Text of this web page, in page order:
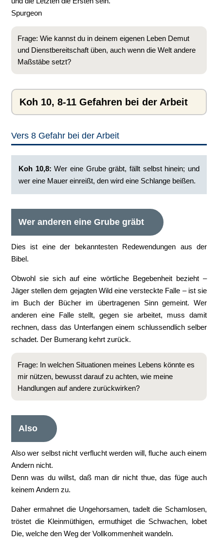
Spurgeon
Frage: Wie kannst du in deinem eigenen Leben Demut
und Dienstbereitschaft üben, auch wenn die Welt andere
Maßstäbe setzt?
Koh 10, 8-11 Gefahren bei der Arbeit
Vers 8 Gefahr bei der Arbeit
Koh 10,8: Wer eine Grube gräbt, fällt selbst hinein; und
wer eine Mauer einreißt, den wird eine Schlange beißen.
Wer anderen eine Grube gräbt
Dies ist eine der bekanntesten Redewendungen aus der
Bibel.
Obwohl sie sich auf eine wörtliche Begebenheit bezieht –
Jäger stellen dem gejagten Wild eine versteckte Falle – ist sie
im Buch der Bücher im übertragenen Sinn gemeint. Wer
anderen eine Falle stellt, gegen sie arbeitet, muss damit
rechnen, dass das Unterfangen einem schlussendlich selber
schadet. Der Bumerang kehrt zurück.
Frage: In welchen Situationen meines Lebens könnte es
mir nützen, bewusst darauf zu achten, wie meine
Handlungen auf andere zurückwirken?
Also
Also wer selbst nicht verflucht werden will, fluche auch einem
Andern nicht.
Denn was du willst, daß man dir nicht thue, das füge auch
keinem Andern zu.
Daher ermahnet die Ungehorsamen, tadelt die Schamlosen,
tröstet die Kleinmüthigen, ermuthiget die Schwachen, lobet
Die, welche den Weg der Vollkommenheit wandeln.